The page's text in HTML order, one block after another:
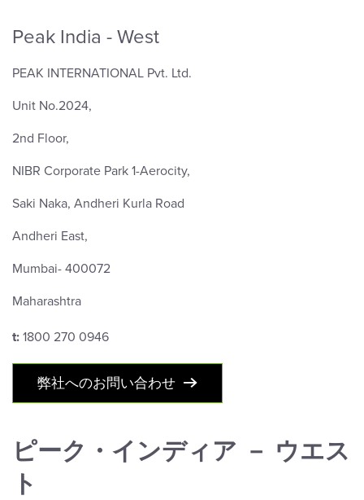
Peak India - West
PEAK INTERNATIONAL Pvt. Ltd.
Unit No.2024,
2nd Floor,
NIBR Corporate Park 1-Aerocity,
Saki Naka, Andheri Kurla Road
Andheri East,
Mumbai- 400072
Maharashtra
t: 1800 270 0946
弊社へのお問い合わせ
ピーク・インディア － ウエス
ト